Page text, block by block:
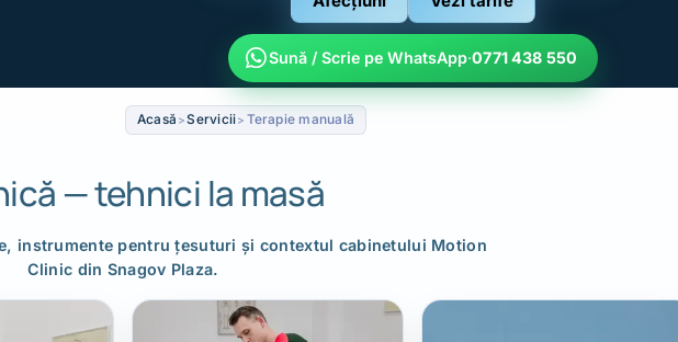
Sună / Scrie pe WhatsApp·0771 438 550
Acasă Servicii Terapie manuală
— tehnici la masă
instrumente pentru țesuturi și contextul cabinetului Motion
Clinic din Snagov Plaza.